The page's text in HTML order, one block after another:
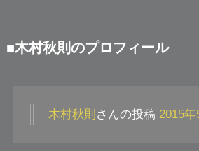
■木村秋則のプロフィール
木村秋則 さんの投稿 2015